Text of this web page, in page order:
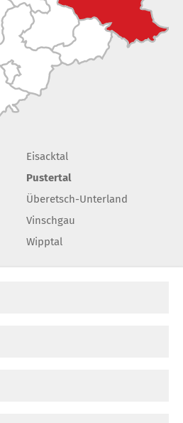
Eisacktal
Pustertal
Überetsch-Unterland
Vinschgau
Wipptal